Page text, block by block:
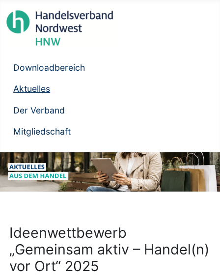
Downloadbereich
Aktuelles
Der Verband
Mitgliedschaft
Ideenwettbewerb
„Gemeinsam aktiv – Handel(n)
vor Ort“ 2025